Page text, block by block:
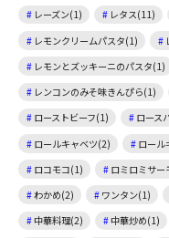
レーズン(1)
レタス(11)
レモンクリームパスタ(1)
レモンとズッキーニのパスタ(1)
レンコンのみそ味きんぴら(1)
ローストビーフ(1)
ロース
ロールキャベツ(2)
ロール
ロコモコ(1)
ロミロミサー
わかめ(2)
ワンタン(1)
中華料理(2)
中華炒め(1)